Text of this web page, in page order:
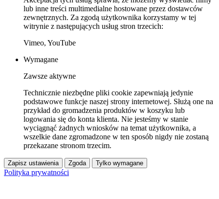
lub inne treści multimedialne hostowane przez dostawców
zewnętrznych. Za zgodą użytkownika korzystamy w tej
witrynie z następujących usług stron trzecich:
Vimeo, YouTube
Wymagane
Zawsze aktywne
Technicznie niezbędne pliki cookie zapewniają jedynie
podstawowe funkcje naszej strony internetowej. Służą one na
przykład do gromadzenia produktów w koszyku lub
logowania się do konta klienta. Nie jesteśmy w stanie
wyciągnąć żadnych wniosków na temat użytkownika, a
wszelkie dane zgromadzone w ten sposób nigdy nie zostaną
przekazane stronom trzecim.
Zapisz ustawienia Zgoda Tylko wymagane
Polityka prywatności